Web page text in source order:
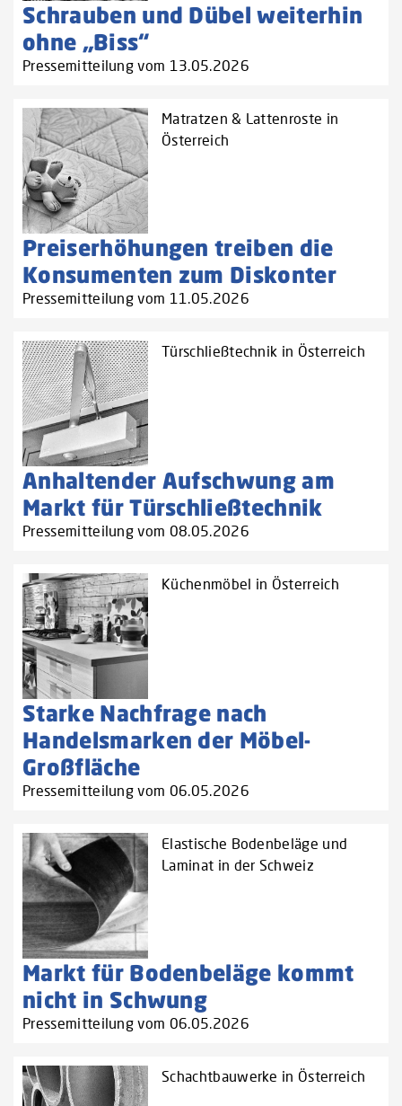
Schrauben und Dübel weiterhin
ohne „Biss“
Pressemitteilung vom 13.05.2026
Matratzen & Lattenroste in
Österreich
Preiserhöhungen treiben die
Konsumenten zum Diskonter
Pressemitteilung vom 11.05.2026
Türschließtechnik in Österreich
Anhaltender Aufschwung am
Markt für Türschließtechnik
Pressemitteilung vom 08.05.2026
Küchenmöbel in Österreich
Starke Nachfrage nach
Handelsmarken der Möbel-
Großfläche
Pressemitteilung vom 06.05.2026
Elastische Bodenbeläge und
Laminat in der Schweiz
Markt für Bodenbeläge kommt
nicht in Schwung
Pressemitteilung vom 06.05.2026
Schachtbauwerke in Österreich